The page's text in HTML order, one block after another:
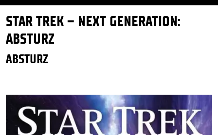
STAR TREK – NEXT GENERATION:
ABSTURZ
ABSTURZ